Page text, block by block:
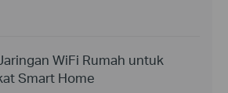
WiFi Rumah untuk
Smart Home